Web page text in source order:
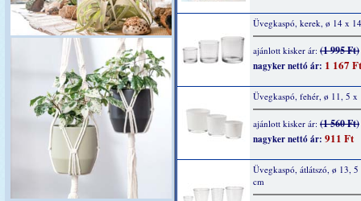
Üvegkaspó, kerek, ø 14 x
ajánlott kisker ár: (1 995 Ft)
nagyker nettó ár: 1 167 Ft
Üvegkaspó, fehér, ø 11, 5 x
ajánlott kisker ár: (1 560 Ft)
nagyker nettó ár: 911 Ft
Üvegkaspó, átlátszó, ø 13,
cm